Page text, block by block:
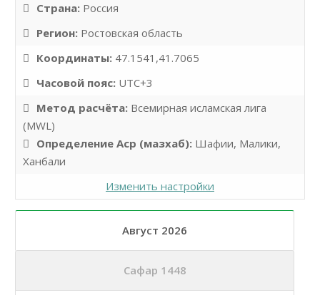
Страна: Россия
Регион: Ростовская область
Координаты: 47.1541,41.7065
Часовой пояс: UTC+3
Метод расчёта: Всемирная исламская лига
(MWL)
Определение Аср (мазхаб): Шафии, Малики,
Ханбали
Изменить настройки
Август 2026
Сафар 1448